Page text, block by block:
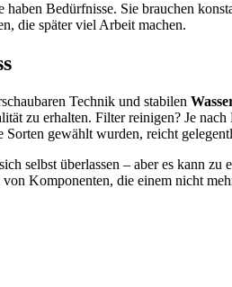
Bedürfnisse. Sie brauchen
die später viel Arbeit machen.
Technik und stabilen
zu erhalten. Filter reinigen? Je
gewählt wurden, reicht
selbst überlassen – aber es kann
Komponenten, die einem nicht